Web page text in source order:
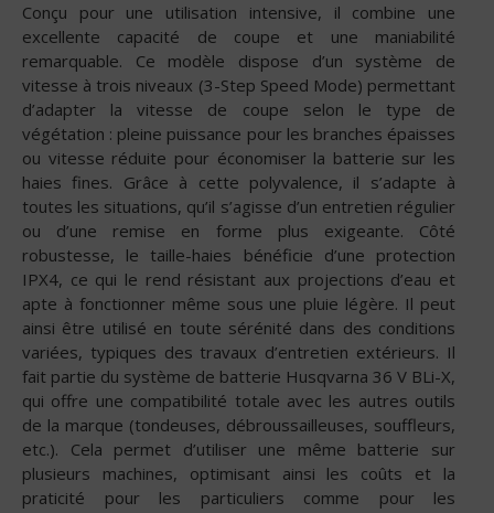
Conçu pour une utilisation intensive, il combine une
excellente capacité de coupe et une maniabilité
remarquable. Ce modèle dispose d’un système de
vitesse à trois niveaux (3-Step Speed Mode) permettant
d’adapter la vitesse de coupe selon le type de
végétation : pleine puissance pour les branches épaisses
ou vitesse réduite pour économiser la batterie sur les
haies fines. Grâce à cette polyvalence, il s’adapte à
toutes les situations, qu’il s’agisse d’un entretien régulier
ou d’une remise en forme plus exigeante. Côté
robustesse, le taille-haies bénéficie d’une protection
IPX4, ce qui le rend résistant aux projections d’eau et
apte à fonctionner même sous une pluie légère. Il peut
ainsi être utilisé en toute sérénité dans des conditions
variées, typiques des travaux d’entretien extérieurs. Il
fait partie du système de batterie Husqvarna 36 V BLi-X,
qui offre une compatibilité totale avec les autres outils
de la marque (tondeuses, débroussailleuses, souffleurs,
etc.). Cela permet d’utiliser une même batterie sur
plusieurs machines, optimisant ainsi les coûts et la
praticité pour les particuliers comme pour les